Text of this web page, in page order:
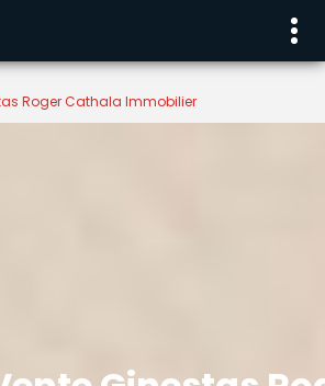
Roger Cathala Immobilier